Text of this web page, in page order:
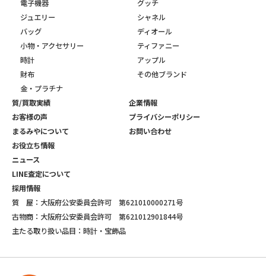
電子機器
ジュエリー
バッグ
小物・アクセサリー
時計
財布
金・プラチナ
グッチ
シャネル
ディオール
ティファニー
アップル
その他ブランド
質/買取実績
お客様の声
まるみやについて
お役立ち情報
ニュース
LINE査定について
採用情報
企業情報
プライバシーポリシー
お問い合わせ
質 屋：大阪府公安委員会許可 第621010000271号
古物商：大阪府公安委員会許可 第621012901844号
主たる取り扱い品目：時計・宝飾品